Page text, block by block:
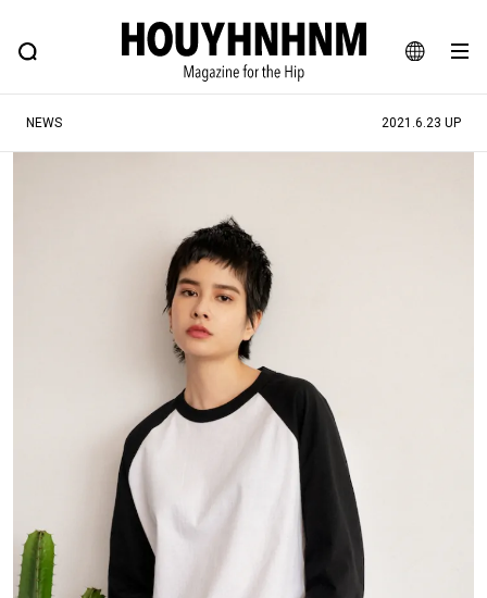
JA
EN
FEATURE BLOG SNAP
ヒップなファッション、カルチャー、ライフスタイルWEBマガジン
#SHOPPING ADDICT #憧れの逸品
#ESSENTIAL DESIGNS #古着サミット
#NEW VINTAGE #マイナーグッド図鑑
#路地裏てぃーん。 #MONTHLY JOURNAL
#フイナムのYouTube
#Commune H #FOCUS IT #AH.H
#ととけん #MUSIC #MOVIE
#LIFESTYLE #OUTDOOR
#SPORTS #HANDSOME HANDBOOK
NEWS 2021.6.23 UP